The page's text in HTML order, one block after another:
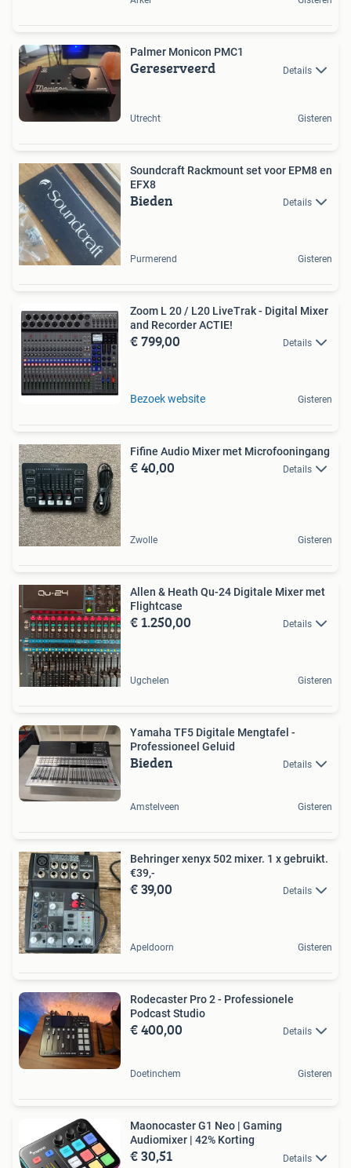
Palmer Monicon PMC1
Gereserveerd Details
Utrecht Gisteren
Soundcraft Rackmount set voor EPM8 en
EFX8
Bieden Details
Purmerend Gisteren
Zoom L 20 / L20 LiveTrak - Digital Mixer
and Recorder ACTIE!
€ 799,00 Details
Bezoek website Gisteren
Fifine Audio Mixer met Microfooningang
€ 40,00 Details
Zwolle Gisteren
Allen & Heath Qu-24 Digitale Mixer met
Flightcase
€ 1.250,00 Details
Ugchelen Gisteren
Yamaha TF5 Digitale Mengtafel -
Professioneel Geluid
Bieden Details
Amstelveen Gisteren
Behringer xenyx 502 mixer. 1 x gebruikt.
€39,-
€ 39,00 Details
Apeldoorn Gisteren
Rodecaster Pro 2 - Professionele
Podcast Studio
€ 400,00 Details
Doetinchem Gisteren
Maonocaster G1 Neo | Gaming
Audiomixer | 42% Korting
€ 30,51 Details